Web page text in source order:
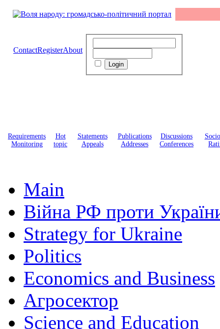
ContactRegisterAbout
Requirements
Monitoring
Hot
topic
Statements
Appeals
Publications
Addresses
Discussions
Conferences
Main
Війна РФ проти
Strategy for Ukraine
Politics
Economics and Business
Агросектор
Science and Education